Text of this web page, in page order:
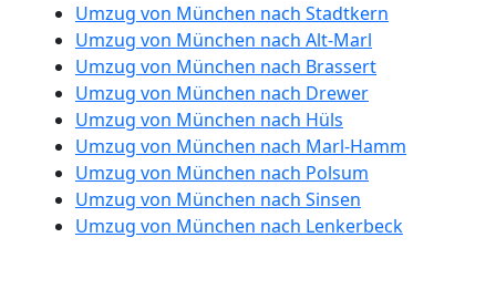
Umzug von München nach Stadtkern
Umzug von München nach Alt-Marl
Umzug von München nach Brassert
Umzug von München nach Drewer
Umzug von München nach Hüls
Umzug von München nach Marl-Hamm
Umzug von München nach Polsum
Umzug von München nach Sinsen
Umzug von München nach Lenkerbeck